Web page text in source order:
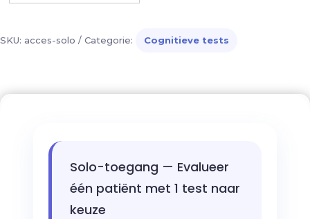
SKU: acces-solo Categorie: Cognitieve tests
Solo-toegang — Evalueer
één patiënt met 1 test naar
keuze